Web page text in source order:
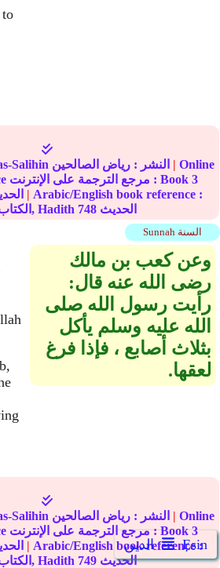
الدين Ẹsin
to
Salihin النشر : رياض الصالحين | Online
translation reference مرجع الترجمة على الإنترنت : Book 3
| Arabic/English book reference :
الكتاب, Hadith 748 الحديث
Sunnah السنة
وعن كعب بن مالك
رضى الله عنه قال‏:‏
رأيت رسول الله صلى
الله عليه وسلم يأكل
بثلاث أصابع ، فإذا فرغ
لعقها‏.‏ ‏
Salihin النشر : رياض الصالحين | Online
translation reference مرجع الترجمة على الإنترنت : Book3
| Arabic/English book reference :
الكتاب, Hadith 749 الحديث